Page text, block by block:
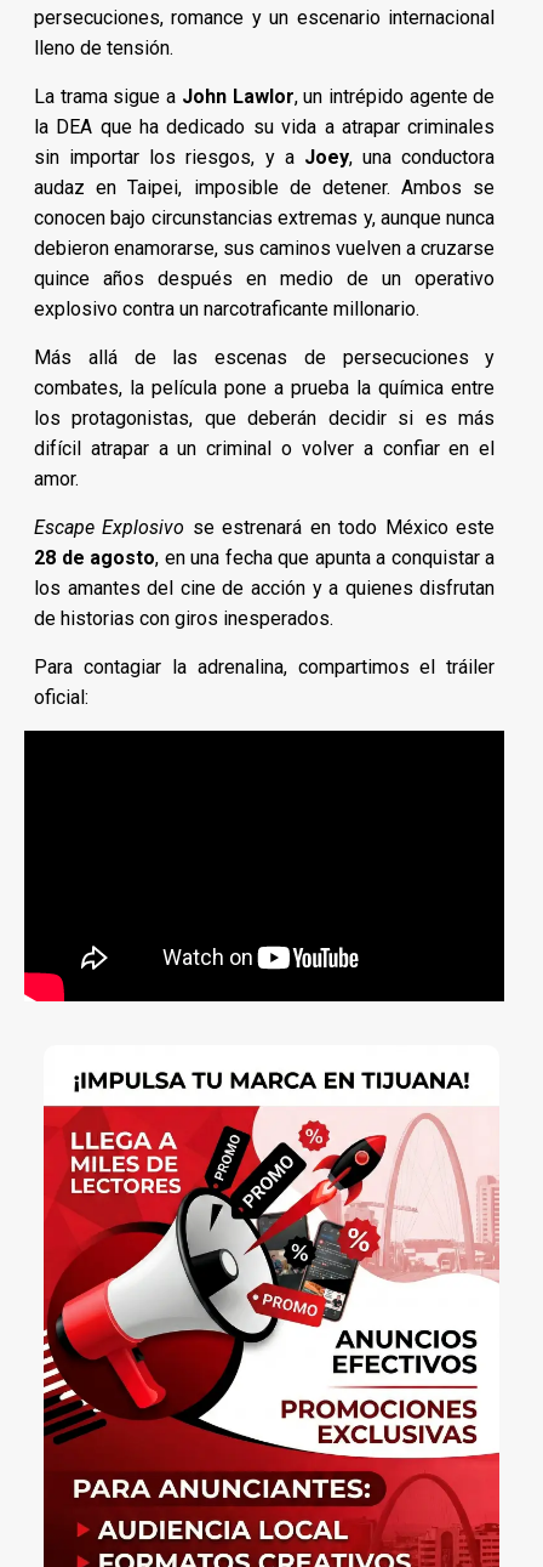
persecuciones, romance y un escenario internacional
lleno de tensión.
La trama sigue a John Lawlor, un intrépido agente de
la DEA que ha dedicado su vida a atrapar criminales
sin importar los riesgos, y a Joey, una conductora
audaz en Taipei, imposible de detener. Ambos se
conocen bajo circunstancias extremas y, aunque nunca
debieron enamorarse, sus caminos vuelven a cruzarse
quince años después en medio de un operativo
explosivo contra un narcotraficante millonario.
Más allá de las escenas de persecuciones y
combates, la película pone a prueba la química entre
los protagonistas, que deberán decidir si es más
difícil atrapar a un criminal o volver a confiar en el
amor.
Escape Explosivo se estrenará en todo México este
28 de agosto, en una fecha que apunta a conquistar a
los amantes del cine de acción y a quienes disfrutan
de historias con giros inesperados.
Para contagiar la adrenalina, compartimos el tráiler
oficial: